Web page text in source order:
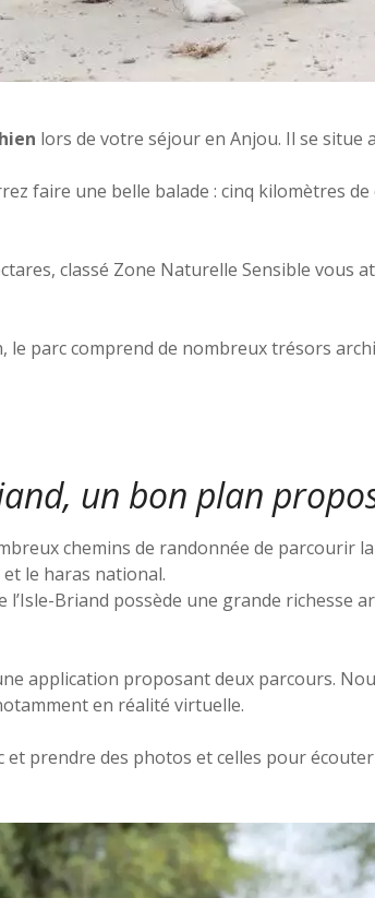
lors de votre séjour en Anjou. Il se situe
faire une belle balade : cinq kilomètres
classé Zone Naturelle Sensible vous
le parc comprend de nombreux trésors
un bon plan
chemins de randonnée de parcourir
le haras national.
Briand possède une grande richesse
application proposant deux parcours.
en réalité virtuelle.
prendre des photos et celles pour